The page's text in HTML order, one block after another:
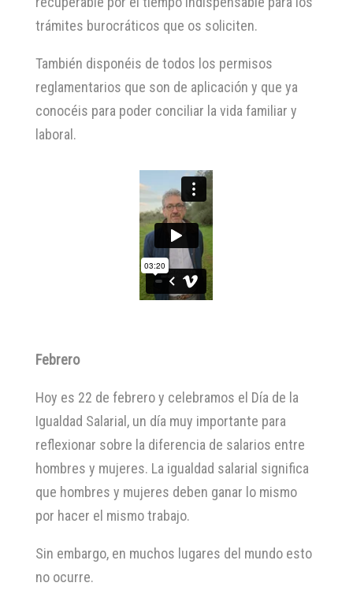
trámites burocráticos que os soliciten.
También disponéis de todos los permisos
reglamentarios que son de aplicación y que ya
conocéis para poder conciliar la vida familiar y
laboral.
Febrero
Hoy es 22 de febrero y celebramos el Día de la
Igualdad Salarial, un día muy importante para
reflexionar sobre la diferencia de salarios entre
hombres y mujeres. La igualdad salarial significa
que hombres y mujeres deben ganar lo mismo
por hacer el mismo trabajo.
Sin embargo, en muchos lugares del mundo esto
no ocurre.